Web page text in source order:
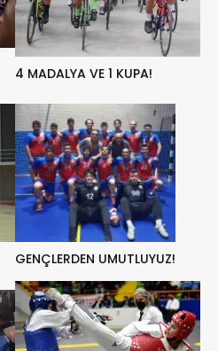
4 MADALYA VE 1 KUPA!
GENÇLERDEN UMUTLUYUZ!